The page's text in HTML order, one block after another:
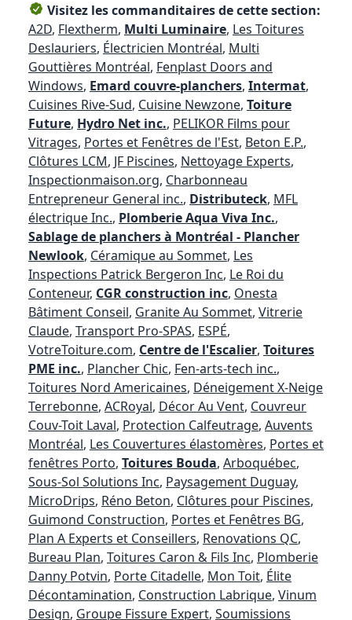
Visitez les commanditaires de cette section:
A2D, Flextherm, Multi Luminaire, Les Toitures
Deslauriers, Électricien Montréal, Multi
Gouttières Montréal, Fenplast Doors and
Windows, Emard couvre-planchers, Intermat,
Cuisines Rive-Sud, Cuisine Newzone, Toiture
Future, Hydro Net inc., PELIKOR Films pour
Vitrages, Portes et Fenêtres de l'Est, Beton E.P.,
Clôtures LCM, JF Piscines, Nettoyage Experts,
Inspectionmaison.org, Charbonneau
Entrepreneur General inc., Distributeck, MFL
électrique Inc., Plomberie Aqua Viva Inc.,
Sablage de planchers à Montréal - Plancher
Newlook, Céramique au Sommet, Les
Inspections Patrick Bergeron Inc, Le Roi du
Conteneur, CGR construction inc, Onesta
Bâtiment Conseil, Granite Au Sommet, Vitrerie
Claude, Transport Pro-SPAS, ESPÉ,
VotreToiture.com, Centre de l'Escalier, Toitures
PME inc., Plancher Chic, Fen-arts-tech inc.,
Toitures Nord Americaines, Déneigement X-Neige
Terrebonne, ACRoyal, Décor Au Vent, Couvreur
Couv-Toit Laval, Protection Calfeutrage, Auvents
Montréal, Les Couvertures élastomères, Portes et
fenêtres Porto, Toitures Bouda, Arboquébec,
Sous-Sol Solutions Inc, Paysagement Duguay,
MicroDrips, Réno Beton, Clôtures pour Piscines,
Guimond Construction, Portes et Fenêtres BG,
Plan A Experts et Conseillers, Renovations QC,
Bureau Plan, Toitures Caron & Fils Inc, Plomberie
Danny Potvin, Porte Citadelle, Mon Toit, Élite
Décontamination, Construction Labrique, Vinum
Design, Groupe Fissure Expert, Soumissions